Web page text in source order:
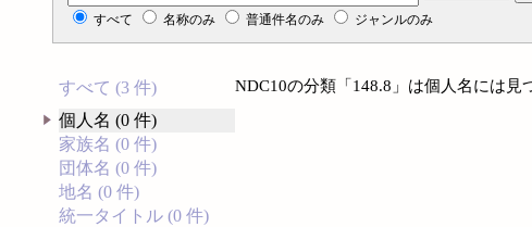
すべて 名称のみ 普通件名のみ ジャンルのみ
すべて (3 件)
個人名 (0 件)
家族名 (0 件)
団体名 (0 件)
地名 (0 件)
統一タイトル (0 件)
NDC10の分類「148.8」は個人名には見